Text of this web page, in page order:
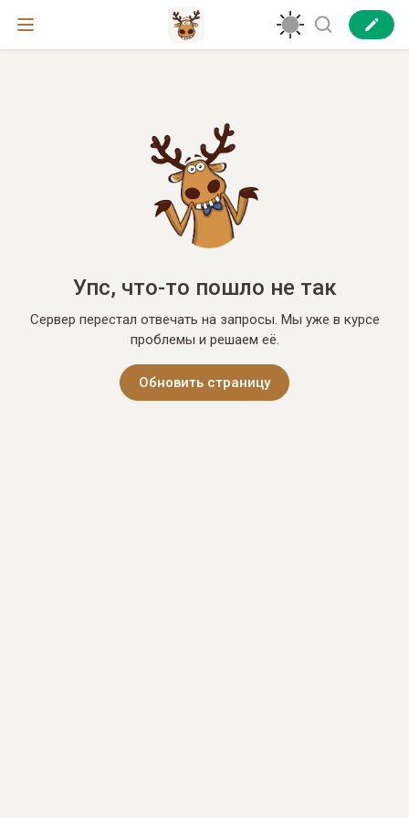
Упс, что-то пошло не так
Сервер перестал отвечать на запросы. Мы уже в курсе
проблемы и решаем её.
Обновить страницу